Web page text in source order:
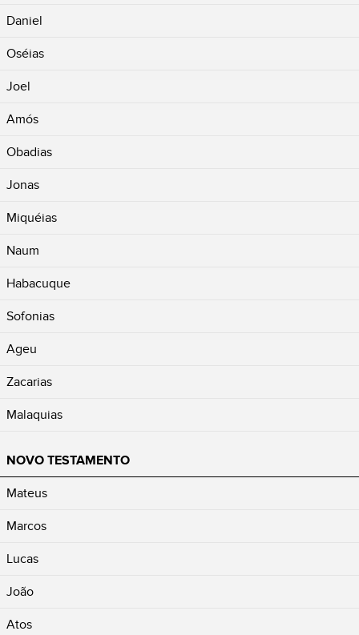
Daniel
Oséias
Joel
Amós
Obadias
Jonas
Miquéias
Naum
Habacuque
Sofonias
Ageu
Zacarias
Malaquias
NOVO TESTAMENTO
Mateus
Marcos
Lucas
João
Atos